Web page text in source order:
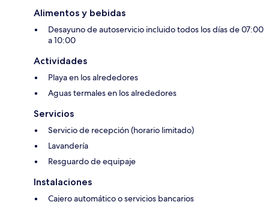
Alimentos y bebidas
Desayuno de autoservicio incluido todos los días de 07:00
a 10:00
Actividades
Playa en los alrededores
Aguas termales en los alrededores
Servicios
Servicio de recepción (horario limitado)
Lavandería
Resguardo de equipaje
Instalaciones
Cajero automático o servicios bancarios